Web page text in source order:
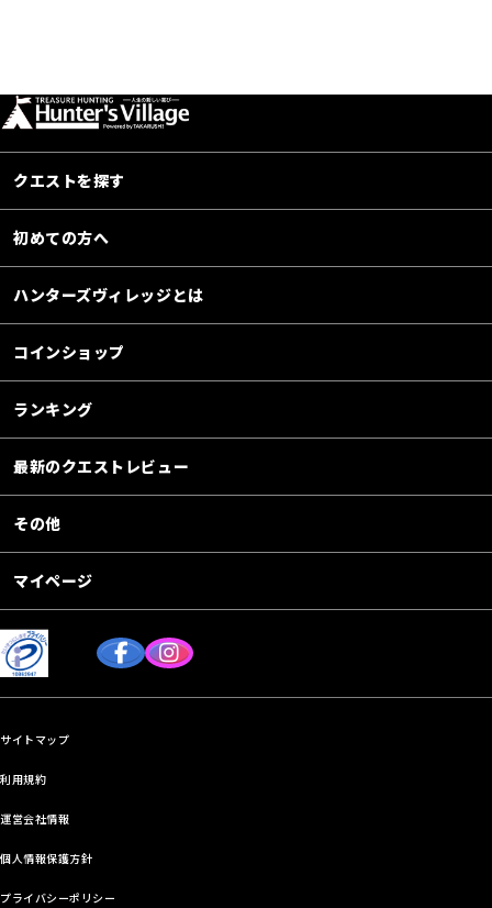
クエストを探す
初めての方へ
ハンターズヴィレッジとは
コインショップ
ランキング
最新のクエストレビュー
その他
マイページ
サイトマップ
利用規約
運営会社情報
個人情報保護方針
プライバシーポリシー